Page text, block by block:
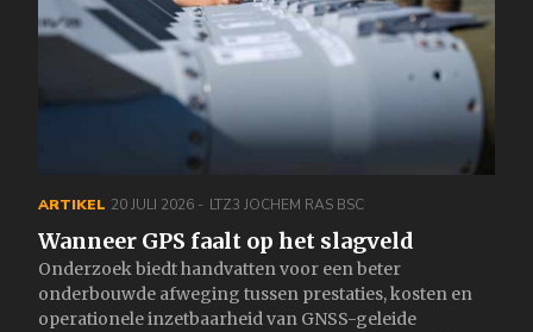
ARTIKEL 20 JULI 2026 LTZ3 JOCHEM RAS BSC
Wanneer GPS faalt op het slagveld
Onderzoek biedt handvatten voor een beter
onderbouwde afweging tussen prestaties, kosten en
operationele inzetbaarheid van GNSS-geleide